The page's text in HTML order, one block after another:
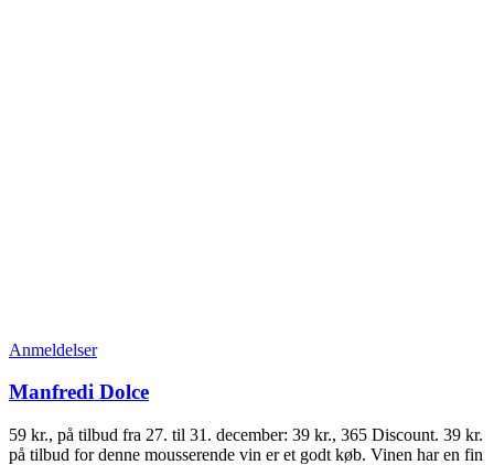
Anmeldelser
Manfredi Dolce
59 kr., på tilbud fra 27. til 31. december: 39 kr., 365 Discount. 39 kr.
på tilbud for denne mousserende vin er et godt køb. Vinen har en fin